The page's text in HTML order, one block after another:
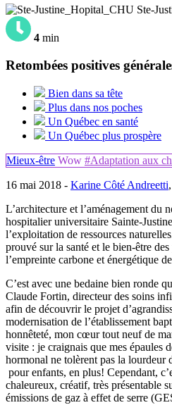
4 min
Retombées positives
Bien dans sa tête
Plus dans nos poches
Un Québec en santé
Un Québec plus prospère
Mieux-être Wow #Adaptation aux
16 mai 2018 - Karine Côté Andreetti
L’architecture et l’aménagement du
hospitalier universitaire Sainte-
l’exploitation de ressources
prouvé sur la santé et le bien-être
l’empreinte carbone et énergétique
C’est avec une bedaine bien ronde
Claude Fortin, directeur des soins
afin de découvrir le projet
modernisation de l’établissement
honnêteté, mon cœur tout neuf de
visite : je craignais que mes épaules
hormonal ne tolèrent pas la lourdeur
pour enfants, en plus! Cependant,
chaleureux, créatif, très présentable
émissions de gaz à effet de serre